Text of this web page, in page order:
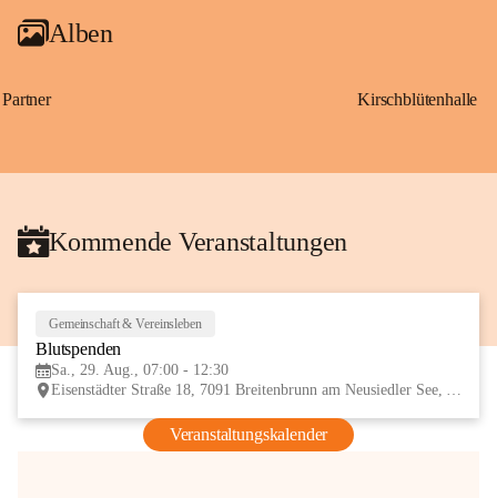
Alben
Partner Kirschblütenhalle
Kommende Veranstaltungen
Gemeinschaft & Vereinsleben
Blutspenden
Sa., 29. Aug., 07:00 - 12:30
Eisenstädter Straße 18, 7091 Breitenbrunn am Neusiedler See, AUT
Veranstaltungskalender